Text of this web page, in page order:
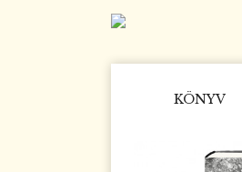
KÖNYV